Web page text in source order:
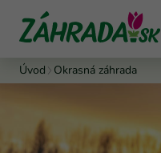
Úvod Okrasná záhrada